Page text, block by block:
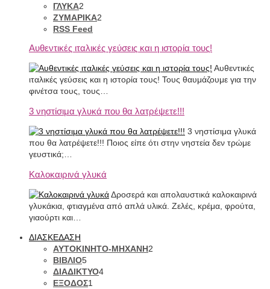
ΓΛΥΚΑ2
ΖΥΜΑΡΙΚΑ2
RSS Feed
Αυθεντικές ιταλικές γεύσεις και η ιστορία τους!
Αυθεντικές
ιταλικές γεύσεις και η ιστορία τους! Τους θαυμάζουμε για την
φινέτσα τους, τους…
3 νηστίσιμα γλυκά που θα λατρέψετε!!!
3 νηστίσιμα γλυκά
που θα λατρέψετε!!! Ποιος είπε ότι στην νηστεία δεν τρώμε
γευστικά;…
Καλοκαιρινά γλυκά
Δροσερά και απολαυστικά καλοκαιρινά
γλυκάκια, φτιαγμένα από απλά υλικά. Ζελές, κρέμα, φρούτα,
γιαούρτι και…
ΔΙΑΣΚΕΔΑΣΗ
ΑΥΤΟΚΙΝΗΤΟ-ΜΗΧΑΝΗ2
ΒΙΒΛΙΟ5
ΔΙΑΔΙΚΤΥΟ4
ΕΞΟΔΟΣ1